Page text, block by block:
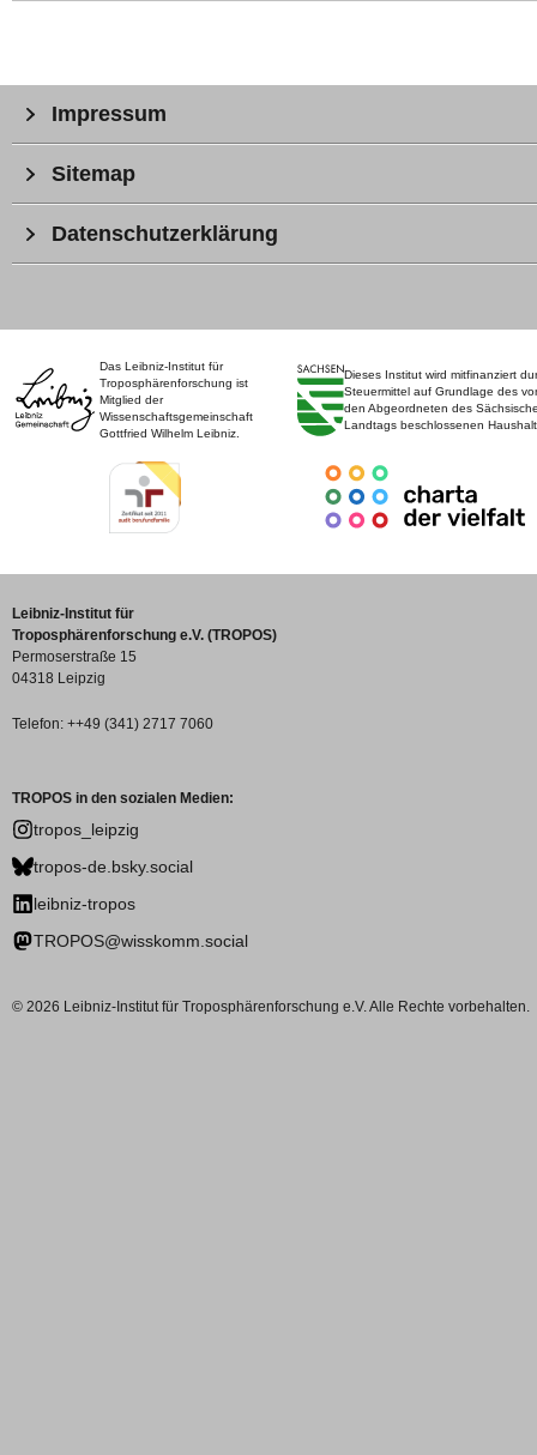
Das Leibniz-Institut für
Troposphärenforschung ist
Mitglied der
Wissenschaftsgemeinschaft
Gottfried Wilhelm Leibniz.
Dieses Institut wird mitfinanziert
Steuermittel auf Grundlage des
den Abgeordneten des
Landtags beschlossenen
Impressum
Sitemap
Datenschutzerklärung
Leibniz-Institut für
Troposphärenforschung e.V. (TROPOS)
Permoserstraße 15
04318 Leipzig
Telefon: ++49 (341) 2717 7060
TROPOS in den sozialen Medien:
tropos_leipzig
tropos-de.bsky.social
leibniz-tropos
TROPOS@wisskomm.social
© 2026 Leibniz-Institut für Troposphärenforschung e.V. Alle Rechte vorbehalten.